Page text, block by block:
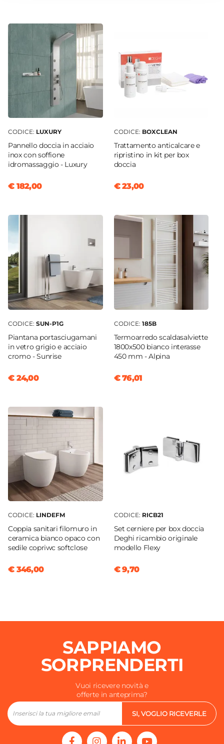
CODICE: LUXURY
Pannello doccia in acciaio
inox con soffione
idromassaggio - Luxury
€ 182,00
CODICE: BOXCLEAN
Trattamento anticalcare e
ripristino in kit per box
doccia
€ 23,00
CODICE: SUN-P1G
Piantana portasciugamani
in vetro grigio e acciaio
cromo - Sunrise
€ 24,00
CODICE: 185B
Termoarredo scaldasalviette
1800x500 bianco interasse
450 mm - Alpina
€ 76,01
CODICE: LINDEFM
Coppia sanitari filomuro in
ceramica bianco opaco con
sedile copriwc softclose
€ 346,00
CODICE: RICB21
Set cerniere per box doccia
Deghi ricambio originale
modello Flexy
€ 9,70
SAPPIAMO
SORPRENDERTI
Vuoi ricevere novità e
offerte in anteprima?
SI, VOGLIO RICEVERLE